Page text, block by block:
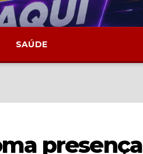
SAÚDE
presença